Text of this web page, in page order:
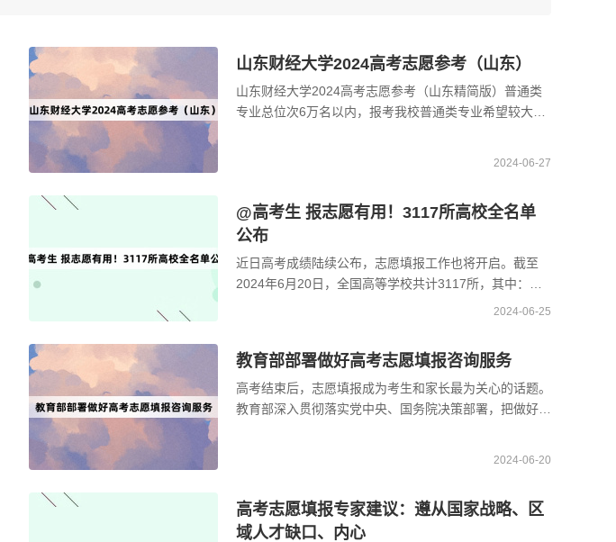
山东财经大学2024高考志愿参考（山东）
山东财经大学2024高考志愿参考（山东精简版）普通类
专业总位次6万名以内，报考我校普通类专业希望较大；
2024-06-27
@高考生 报志愿有用！3117所高校全名单
公布
近日高考成绩陆续公布，志愿填报工作也将开启。截至
2024年6月20日，全国高等学校共计3117所，其中：普
通高等学校2868所，含本科学校1308所、高职（专科）
2024-06-25
教育部部署做好高考志愿填报咨询服务
高考结束后，志愿填报成为考生和家长最为关心的话题。
教育部深入贯彻落实党中央、国务院决策部署，把做好志
2024-06-20
高考志愿填报专家建议：遵从国家战略、区
域人才缺口、内心